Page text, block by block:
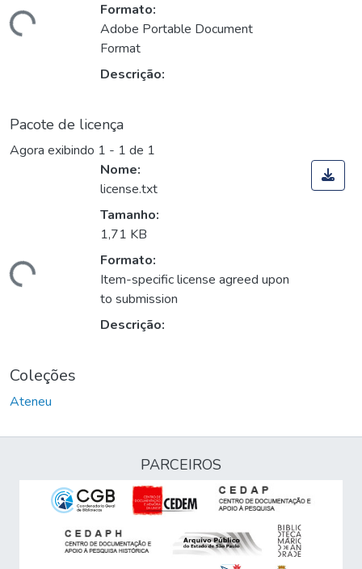
Formato:
Adobe Portable Document
Format
Descrição:
Pacote de licença
Agora exibindo 1 - 1 de 1
Nome:
license.txt
Tamanho:
1,71 KB
Formato:
Item-specific license agreed upon
to submission
Descrição:
Coleções
Ateneu
PARCEIROS